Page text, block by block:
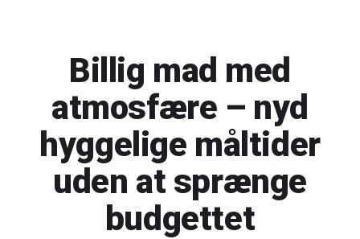
Billig mad med
atmosfære – nyd
hyggelige måltider
uden at sprænge
budgettet